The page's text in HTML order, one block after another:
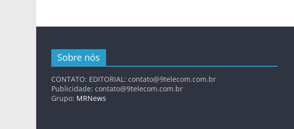
Sobre nós
CONTATO: EDITORIAL: contato@9telecom.com.br
Publicidade: contato@9telecom.com.br
Grupo: MRNews